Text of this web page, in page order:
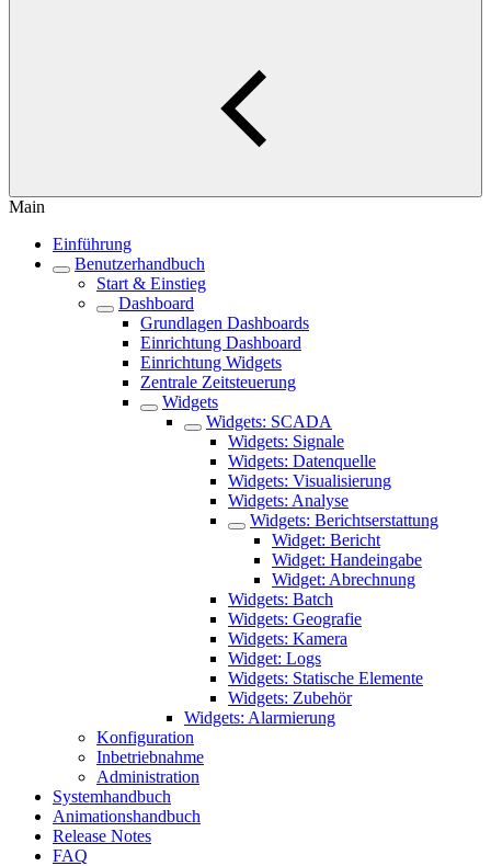
Main
Einführung
Benutzerhandbuch
Start & Einstieg
Dashboard
Grundlagen Dashboards
Einrichtung Dashboard
Einrichtung Widgets
Zentrale Zeitsteuerung
Widgets
Widgets: SCADA
Widgets: Signale
Widgets: Datenquelle
Widgets: Visualisierung
Widgets: Analyse
Widgets: Berichtserstattung
Widget: Bericht
Widget: Handeingabe
Widget: Abrechnung
Widgets: Batch
Widgets: Geografie
Widgets: Kamera
Widget: Logs
Widgets: Statische Elemente
Widgets: Zubehör
Widgets: Alarmierung
Konfiguration
Inbetriebnahme
Administration
Systemhandbuch
Animationshandbuch
Release Notes
FAQ